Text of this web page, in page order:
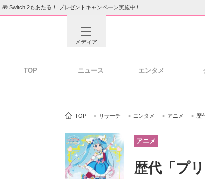
🎁 Switch 2もあたる！ プレゼントキャンペーン実施中！
メディア
ビジネスと働き方のヒント
TOP ニュース エンタメ
TOP > リサーチ > エンタメ > アニメ > 歴代
アニメ
歴代「プ